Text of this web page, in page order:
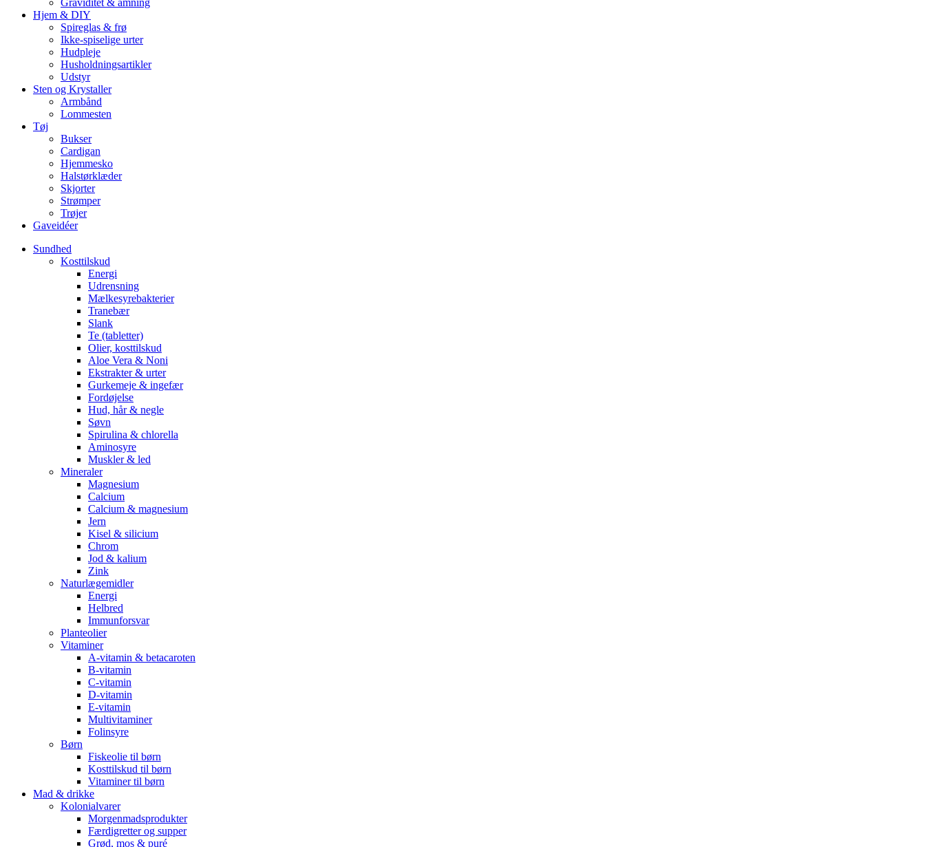
Graviditet & amning
Hjem & DIY
Spireglas & frø
Ikke-spiselige urter
Hudpleje
Husholdningsartikler
Udstyr
Sten og Krystaller
Armbånd
Lommesten
Tøj
Bukser
Cardigan
Hjemmesko
Halstørklæder
Skjorter
Strømper
Trøjer
Gaveidéer
Sundhed
Kosttilskud
Energi
Udrensning
Mælkesyrebakterier
Tranebær
Slank
Te (tabletter)
Olier, kosttilskud
Aloe Vera & Noni
Ekstrakter & urter
Gurkemeje & ingefær
Fordøjelse
Hud, hår & negle
Søvn
Spirulina & chlorella
Aminosyre
Muskler & led
Mineraler
Magnesium
Calcium
Calcium & magnesium
Jern
Kisel & silicium
Chrom
Jod & kalium
Zink
Naturlægemidler
Energi
Helbred
Immunforsvar
Planteolier
Vitaminer
A-vitamin & betacaroten
B-vitamin
C-vitamin
D-vitamin
E-vitamin
Multivitaminer
Folinsyre
Børn
Fiskeolie til børn
Kosttilskud til børn
Vitaminer til børn
Mad & drikke
Kolonialvarer
Morgenmadsprodukter
Færdigretter og supper
Grød, mos & puré